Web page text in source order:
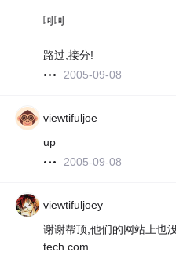
呵呵
路过,接分!
2005-09-08
viewtifuljoe
up
2005-09-08
viewtifuljoey
谢谢帮顶,他们的网站上也
tech.com